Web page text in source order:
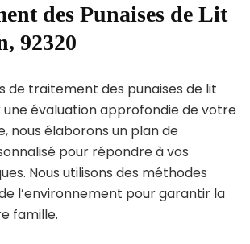
des Punaises de Lit
92320
de traitement des punaises de lit
évaluation approfondie de votre
nous élaborons un plan de
pour répondre à vos
Nous utilisons des méthodes
l’environnement pour garantir la
famille.